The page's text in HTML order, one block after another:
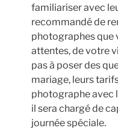
familiariser avec
recommandé de
photographes que
attentes, de votre
pas à poser des
mariage, leurs
photographe avec
il sera chargé de
journée spéciale.